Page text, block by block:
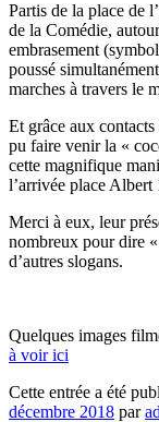
Partis de la place de
de la Comédie,
embrasement
poussé
marches à travers le
Et grâce aux
pu faire venir la «
cette magnifique
l’arrivée place Albert
Merci à eux, leur
nombreux pour dire
d’autres slogans.
Quelques images
à voir ici
Cette entrée a été
décembre 2018 par